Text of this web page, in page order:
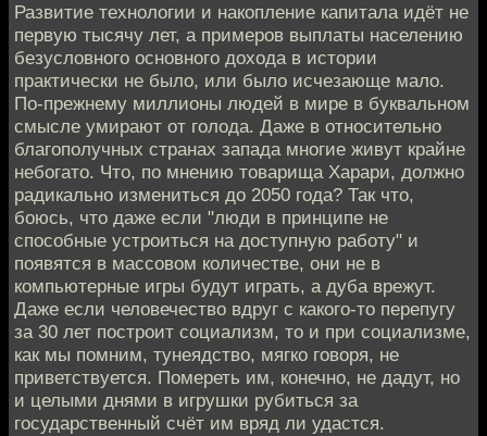
Развитие технологии и накопление капитала идёт не
первую тысячу лет, а примеров выплаты населению
безусловного основного дохода в истории
практически не было, или было исчезающе мало.
По-прежнему миллионы людей в мире в буквальном
смысле умирают от голода. Даже в относительно
благополучных странах запада многие живут крайне
небогато. Что, по мнению товарища Харари, должно
радикально измениться до 2050 года? Так что,
боюсь, что даже если "люди в принципе не
способные устроиться на доступную работу" и
появятся в массовом количестве, они не в
компьютерные игры будут играть, а дуба врежут.
Даже если человечество вдруг с какого-то перепугу
за 30 лет построит социализм, то и при социализме,
как мы помним, тунеядство, мягко говоря, не
приветствуется. Помереть им, конечно, не дадут, но
и целыми днями в игрушки рубиться за
государственный счёт им вряд ли удастся.